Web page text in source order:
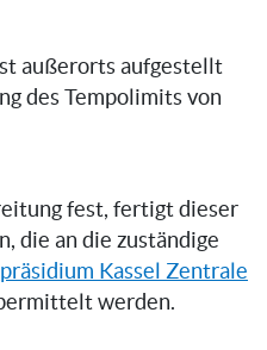
außerorts aufgestellt
des Tempolimits von
fest, fertigt dieser
die an die zuständige
Kassel Zentrale
werden.